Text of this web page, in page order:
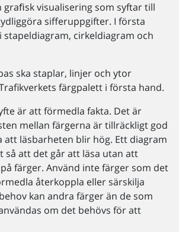
graﬁsk visualisering som syftar till
sifferuppgifter. I första
stapeldiagram, cirkeldiagram och
ska staplar, linjer och ytor
färgpalett i första hand.
är att förmedla fakta. Det är
mellan färgerna är tillräckligt god
att läsbarheten blir hög. Ett diagram
så att det går att läsa utan att
färger. Använd inte färger som det
återkoppla eller särskilja
kan andra färger än de som
om det behövs för att